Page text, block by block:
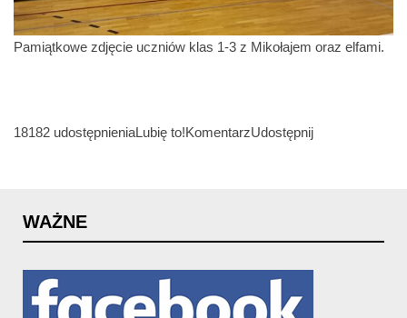
Pamiątkowe zdjęcie uczniów klas 1-3 z Mikołajem oraz elfami.
18182 udostępnieniaLubię to!KomentarzUdostępnij
WAŻNE